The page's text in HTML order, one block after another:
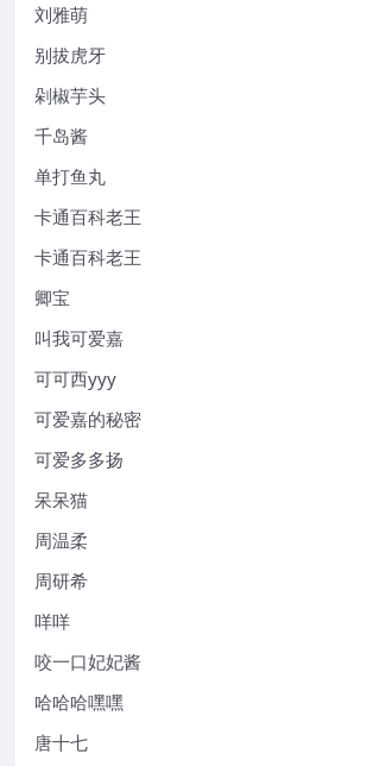
刘雅萌
别拔虎牙
剁椒芋头
千岛酱
单打鱼丸
卡通百科老王
卡通百科老王
卿宝
叫我可爱嘉
可可西yyy
可爱嘉的秘密
可爱多多扬
呆呆猫
周温柔
周研希
咩咩
咬一口妃妃酱
哈哈哈嘿嘿
唐十七